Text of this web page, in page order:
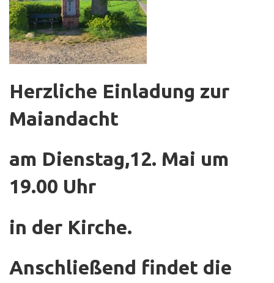
Herzliche Einladung zur
Maiandacht
am Dienstag,12. Mai um
19.00 Uhr
in der Kirche.
Anschließend findet die